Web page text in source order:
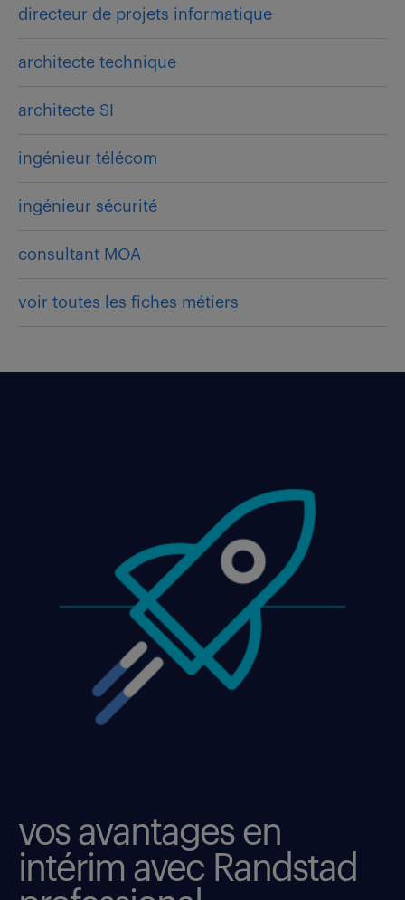
directeur de projets informatique
architecte technique
architecte SI
ingénieur télécom
ingénieur sécurité
consultant MOA
voir toutes les fiches métiers
vos avantages en
intérim avec Randstad